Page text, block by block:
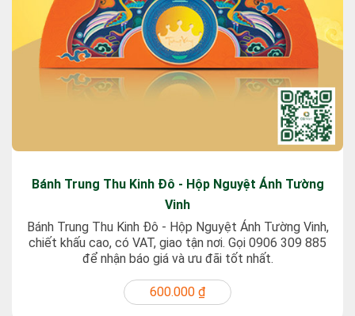
Bánh Trung Thu Kinh Đô - Hộp Nguyệt Ánh Tường
Vinh
Bánh Trung Thu Kinh Đô - Hộp Nguyệt Ánh Tường Vinh,
chiết khấu cao, có VAT, giao tận nơi. Gọi 0906 309 885
để nhận báo giá và ưu đãi tốt nhất.
600.000 ₫